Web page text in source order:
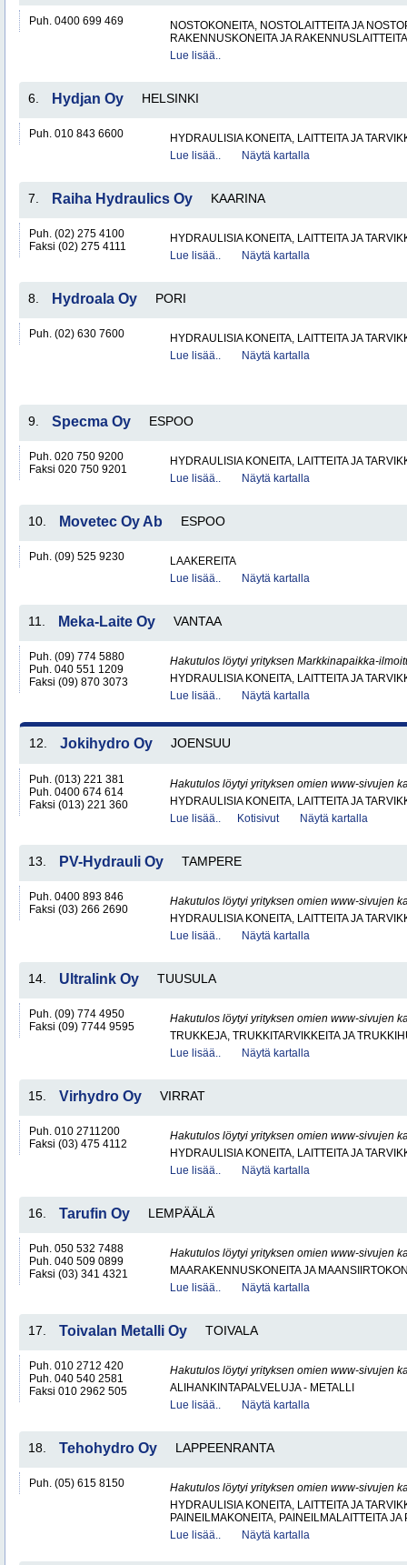
Puh. 0400 699 469
NOSTOKONEITA, NOSTOLAITTEITA JA
RAKENNUSKONEITA JA RAKENNUSLAITTEITA
Lue lisää..
6. Hydjan Oy HELSINKI
Puh. 010 843 6600
HYDRAULISIA KONEITA, LAITTEITA JA
Lue lisää..
Näytä kartalla
7. Raiha Hydraulics Oy KAARINA
Puh. (02) 275 4100
Faksi (02) 275 4111
HYDRAULISIA KONEITA, LAITTEITA JA
Lue lisää..
Näytä kartalla
8. Hydroala Oy PORI
Puh. (02) 630 7600
HYDRAULISIA KONEITA, LAITTEITA JA
Lue lisää..
Näytä kartalla
9. Specma Oy ESPOO
Puh. 020 750 9200
Faksi 020 750 9201
HYDRAULISIA KONEITA, LAITTEITA JA
Lue lisää..
Näytä kartalla
10. Movetec Oy Ab ESPOO
Puh. (09) 525 9230
LAAKEREITA
Lue lisää..
Näytä kartalla
11. Meka-Laite Oy VANTAA
Puh. (09) 774 5880
Puh. 040 551 1209
Faksi (09) 870 3073
Hakutulos löytyi yrityksen Markkinapaikka-
HYDRAULISIA KONEITA, LAITTEITA JA
Lue lisää..
Näytä kartalla
12. Jokihydro Oy JOENSUU
Puh. (013) 221 381
Puh. 0400 674 614
Faksi (013) 221 360
Hakutulos löytyi yrityksen omien www-sivujen
HYDRAULISIA KONEITA, LAITTEITA JA
Lue lisää..
Kotisivut Näytä kartalla
13. PV-Hydrauli Oy TAMPERE
Puh. 0400 893 846
Faksi (03) 266 2690
Hakutulos löytyi yrityksen omien www-sivujen
HYDRAULISIA KONEITA, LAITTEITA JA
Lue lisää..
Näytä kartalla
14. Ultralink Oy TUUSULA
Puh. (09) 774 4950
Faksi (09) 7744 9595
Hakutulos löytyi yrityksen omien www-sivujen
TRUKKEJA, TRUKKITARVIKKEITA JA
Lue lisää..
Näytä kartalla
15. Virhydro Oy VIRRAT
Puh. 010 2711200
Faksi (03) 475 4112
Hakutulos löytyi yrityksen omien www-sivujen
HYDRAULISIA KONEITA, LAITTEITA JA
Lue lisää..
Näytä kartalla
16. Tarufin Oy LEMPÄÄLÄ
Puh. 050 532 7488
Puh. 040 509 0899
Faksi (03) 341 4321
Hakutulos löytyi yrityksen omien www-sivujen
MAARAKENNUSKONEITA JA
Lue lisää..
Näytä kartalla
17. Toivalan Metalli Oy TOIVALA
Puh. 010 2712 420
Puh. 040 540 2581
Faksi 010 2962 505
Hakutulos löytyi yrityksen omien www-sivujen
ALIHANKINTAPALVELUJA - METALLI
Lue lisää..
Näytä kartalla
18. Tehohydro Oy LAPPEENRANTA
Puh. (05) 615 8150
Hakutulos löytyi yrityksen omien www-sivujen
HYDRAULISIA KONEITA, LAITTEITA JA
PAINEILMAKONEITA, PAINEILMALAITTEITA
Lue lisää..
Näytä kartalla